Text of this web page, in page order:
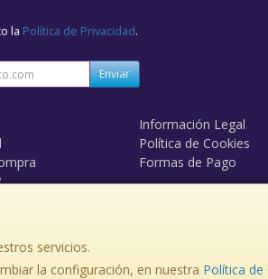
servicios.
la configuración, en nuestra Política de
la Política de Privacidad.
Enviar
Información Legal
Política de Cookies
Formas de Pago
, , , , España. - C.I.F.: 33978505F -